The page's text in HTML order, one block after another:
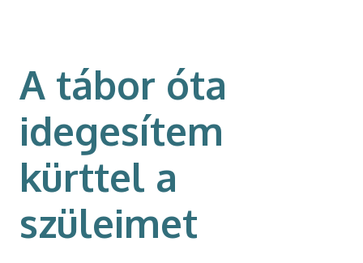
A tábor óta
idegesítem
kürttel a
szüleimet